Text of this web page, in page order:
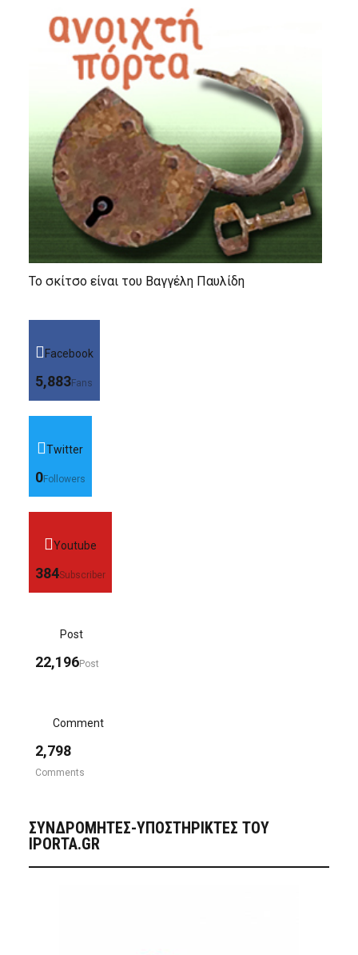
Το σκίτσο είναι του Βαγγέλη Παυλίδη
Facebook
5,883Fans
Twitter
0Followers
Youtube
384Subscriber
Post
22,196Post
Comment
2,798
Comments
ΣΥΝΔΡΟΜΗΤΈΣ-ΥΠΟΣΤΗΡΙΚΤΈΣ ΤΟΥ
IPORTA.GR